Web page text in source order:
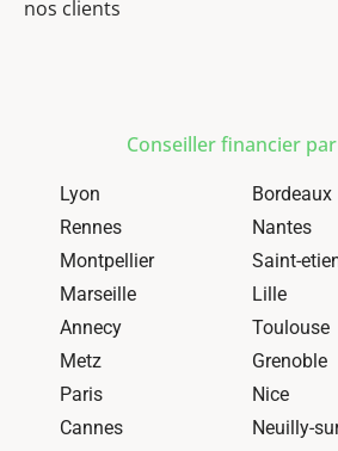
nos clients
Conseiller financier
Lyon
Bordeaux
Rennes
Nantes
Montpellier
Saint-
Marseille
Lille
Annecy
Toulouse
Metz
Grenoble
Paris
Nice
Cannes
Neuilly-